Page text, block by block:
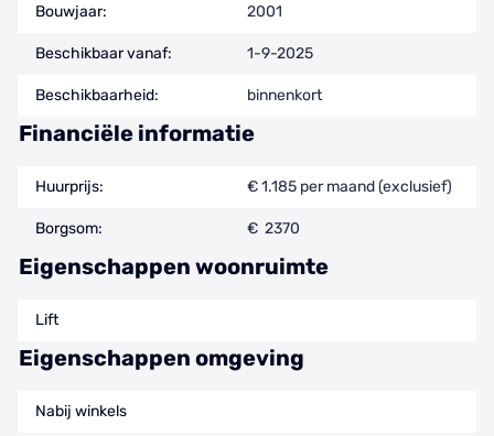
Bouwjaar: 2001
Beschikbaar vanaf: 1-9-2025
Beschikbaarheid: binnenkort
Financiële informatie
Huurprijs: € 1.185 per maand (exclusief)
Borgsom: € 2370
Eigenschappen woonruimte
Lift
Eigenschappen omgeving
Nabij winkels